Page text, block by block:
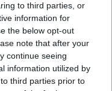
to third parties, or
information for
the below opt-out
note that after your
continue seeing
information utilized by
third parties prior to
PAPA’
del bimbo sul
papà è un
ad
Il papà non